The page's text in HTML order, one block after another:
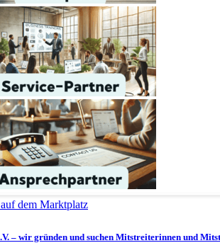
auf dem Marktplatz
– wir gründen und suchen Mitstreiterinnen und